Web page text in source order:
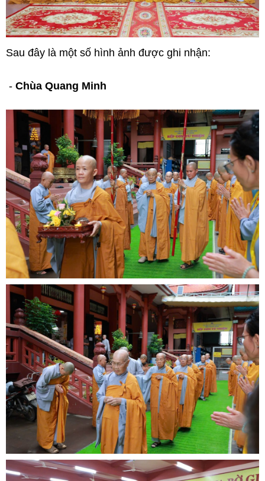
Sau đây là một số hình ảnh được ghi nhận:
- Chùa Quang Minh